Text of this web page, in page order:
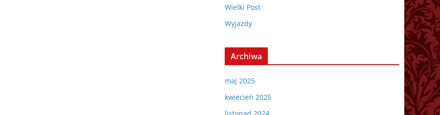
Wielki Post
Wyjazdy
Archiwa
maj 2025
kwiecień 2025